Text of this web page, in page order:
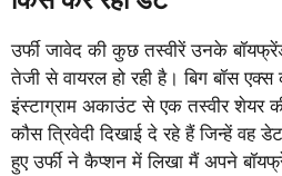
उर्फी जावेद की कुछ तस्वीरें उनके
तेजी से वायरल हो रही है। बिग बॉस
इंस्टाग्राम अकाउंट से एक तस्वीर शेयर
कौस त्रिवेदी दिखाई दे रहे हैं जिन्हें वह
हुए उर्फी ने कैप्शन में लिखा मैं अपने